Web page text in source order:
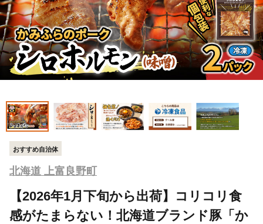
おすすめ自治体
北海道 上富良野町
【2026年1月下旬から出荷】コリコリ食
感がたまらない！北海道ブランド豚「か